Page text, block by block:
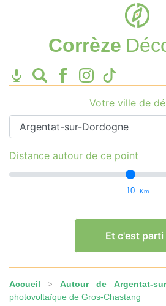
Corrèze
Votre ville de
Distance autour de ce point
10 Km
Et c'est parti
Accueil >Autour de Argentat-
photovoltaïque de Gros-Chastang